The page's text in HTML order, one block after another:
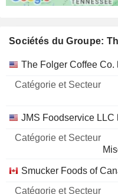
Sociétés du Groupe:
Nom
Catégorie
Secteur
The Folger Coffee Co.
JMS Foodservice LLC
Smucker Foods of